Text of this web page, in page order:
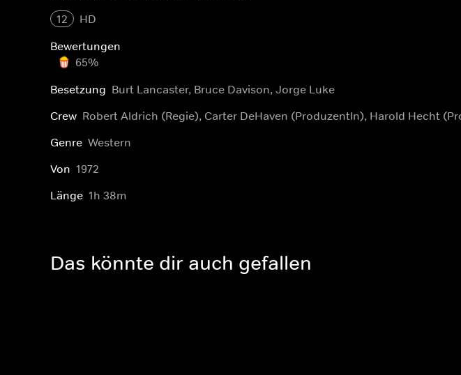
12
HD
Bewertungen
65%
Besetzung Burt Lancaster, Bruce Davison, Jorge Luke
Crew Robert Aldrich (Regie), Carter DeHaven (ProduzentIn), Harold Hecht
Genre Western
Von 1972
Länge 1h 38m
Das könnte dir auch gefallen